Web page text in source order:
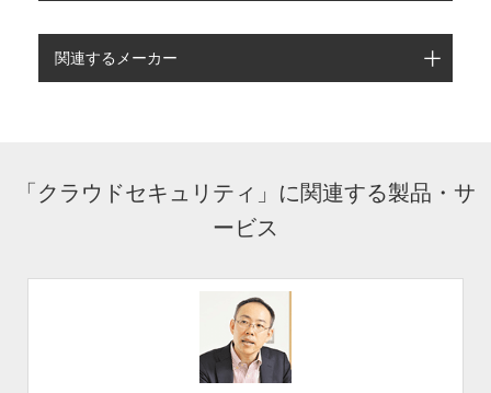
関連するメーカー
「クラウドセキュリティ」に関連する製品・サ
ービス